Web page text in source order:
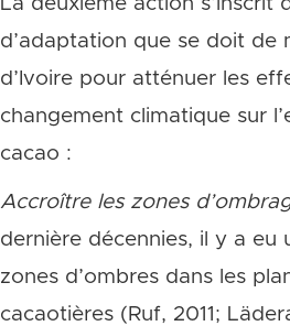
d’adaptation que se doit de
d’Ivoire pour atténuer les
changement climatique sur
cacao :
Accroître les zones
dernière décennies, il y a eu
zones d’ombres dans les
cacaotières (Ruf, 2011;